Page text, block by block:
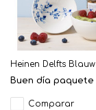
Heinen Delfts Blauw
Buen día paquete
Comparar